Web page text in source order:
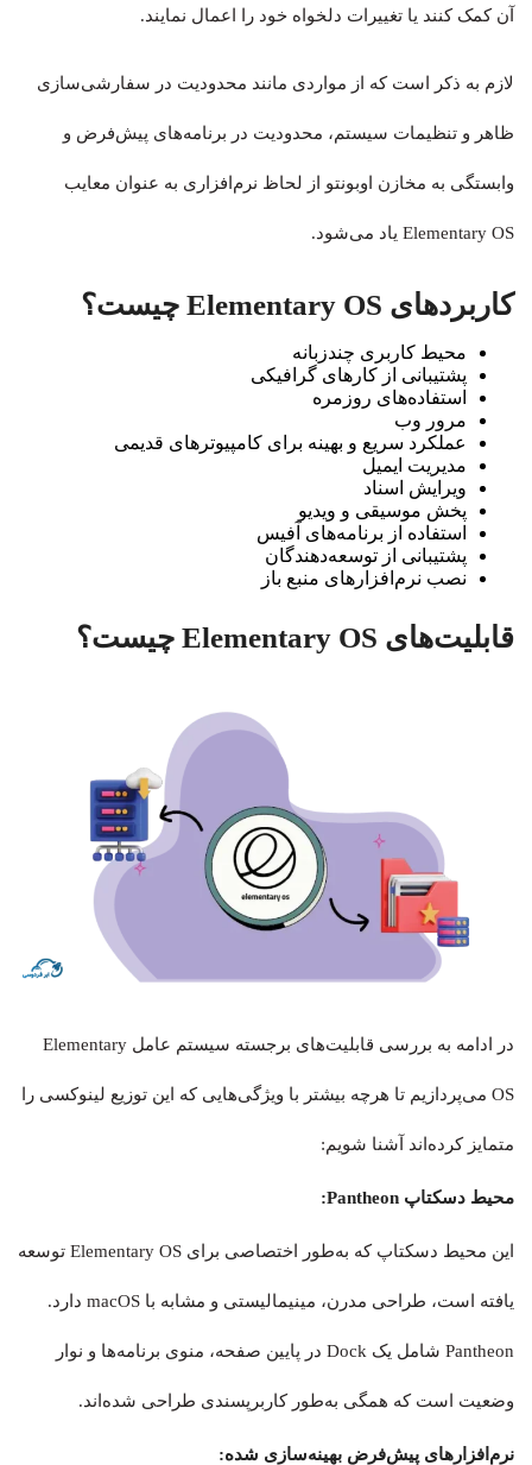
آن کمک کنند یا تغییرات دلخواه خود را اعمال نمایند.
لازم به ذکر است که از مواردی مانند محدودیت‌ در سفارشی‌سازی
ظاهر و تنظیمات سیستم، محدودیت در برنامه‌های پیش‌فرض و
وابستگی به مخازن اوبونتو از لحاظ نرم‌افزاری به عنوان معایب
Elementary OS یاد می‌شود.
کاربردهای Elementary OS چیست؟
محیط کاربری چندزبانه
پشتیبانی از کارهای گرافیکی
استفاده‌های روزمره
مرور وب
عملکرد سریع و بهینه برای کامپیوترهای قدیمی
مدیریت ایمیل
ویرایش اسناد
پخش موسیقی و ویدیو
استفاده از برنامه‌های آفیس
پشتیبانی از توسعه‌دهندگان
نصب نرم‌افزارهای منبع باز
قابلیت‌های Elementary OS چیست؟
در ادامه به بررسی قابلیت‌های برجسته سیستم‌ عامل Elementary
OS می‌پردازیم تا هرچه بیشتر با ویژگی‌هایی که این توزیع لینوکسی را
متمایز کرده‌اند آشنا شویم:
محیط دسکتاپ Pantheon:
این محیط دسکتاپ که به‌طور اختصاصی برای Elementary OS توسعه
یافته است، طراحی مدرن، مینیمالیستی و مشابه با macOS دارد.
Pantheon شامل یک Dock در پایین صفحه، منوی برنامه‌ها و نوار
وضعیت است که همگی به‌طور کاربرپسندی طراحی شده‌اند.
نرم‌افزارهای پیش‌فرض بهینه‌سازی شده: